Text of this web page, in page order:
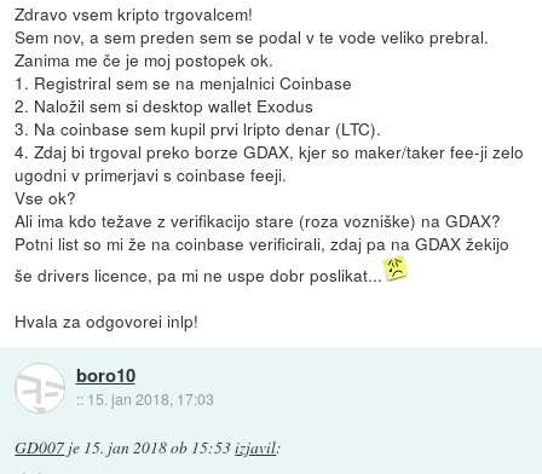
Zdravo vsem kripto trgovalcem!
Sem nov, a sem preden sem se podal v te vode veliko prebral.
Zanima me če je moj postopek ok.
1. Registriral sem se na menjalnici Coinbase
2. Naložil sem si desktop wallet Exodus
3. Na coinbase sem kupil prvi lripto denar (LTC).
4. Zdaj bi trgoval preko borze GDAX, kjer so maker/taker fee-ji zelo
ugodni v primerjavi s coinbase feeji.
Vse ok?
Ali ima kdo težave z verifikacijo stare (roza vozniške) na GDAX?
Potni list so mi že na coinbase verificirali, zdaj pa na GDAX žekijo
še drivers licence, pa mi ne uspe dobr poslikat...
Hvala za odgovorei inlp!
boro10
:: 15. jan 2018, 17:03
GD007 je 15. jan 2018 ob 15:53izjavil: